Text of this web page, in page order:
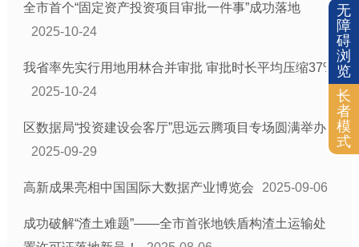
无
障
碍
浏
览
长
者
模
式
全市首个“固定资产投资项目审批一件事”成功落地
2025-10-24
我省率先实行用地用林合并审批 审批时长平均压缩37%
2025-10-24
区数据局“投资建设会客厅”思远云腾项目专场圆满举办
2025-09-29
高新成果亮相中国国际大数据产业博览会 2025-09-06
成功破解“渣土难题”——全市首张地铁盾构渣土运输处